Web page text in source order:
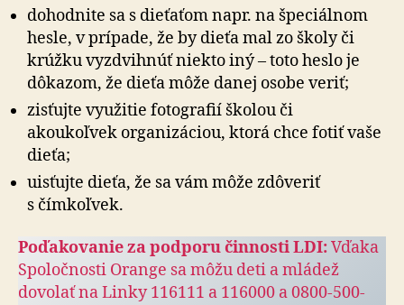
dohodnite sa s dieťaťom napr. na špeciálnom
hesle, v prípade, že by dieťa mal zo školy či
krúžku vyzdvihnúť niekto iný – toto heslo je
dôkazom, že dieťa môže danej osobe veriť;
zisťujte využitie fotografií školou či
akoukoľvek organizáciou, ktorá chce fotiť vaše
dieťa;
uisťujte dieťa, že sa vám môže zdôveriť
s čímkoľvek.
Poďakovanie za podporu činnosti LDI:Vďaka
Spoločnosti Orange sa môžu deti a mládež
dovolať na Linky 116111 a 116000 a 0800-500-